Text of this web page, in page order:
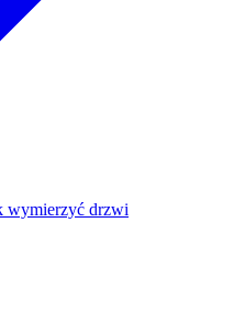
wymierzyć drzwi